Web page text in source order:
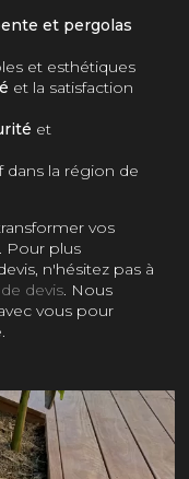
et pergolas
et esthétiques
et la satisfaction
et
dans la région de
vos
Pour plus
n'hésitez pas à
devis. Nous
vous pour